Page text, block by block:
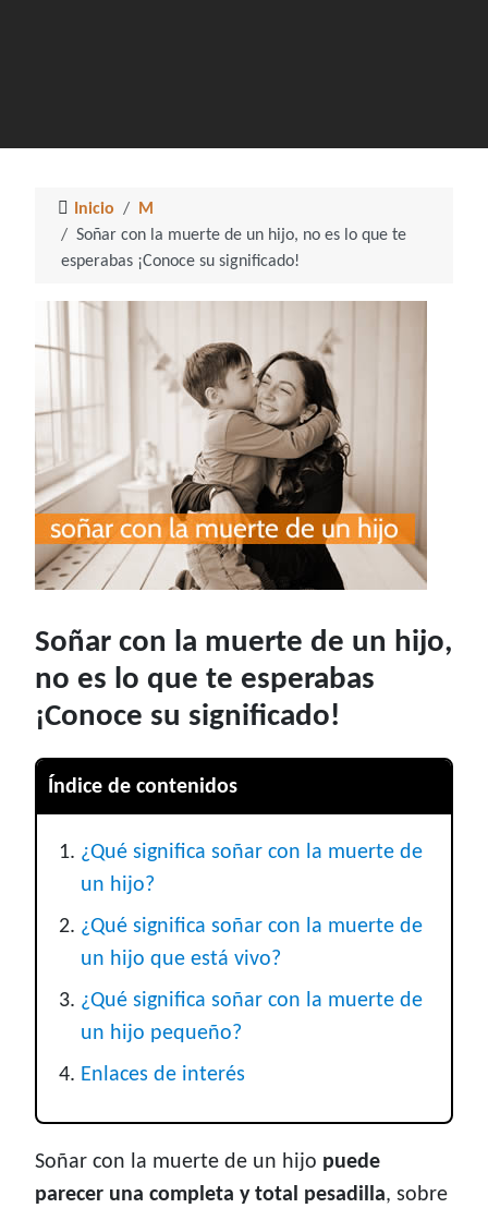
Inicio
M
Soñar con la muerte de un hijo, no es lo que te
esperabas ¡Conoce su significado!
Soñar con la muerte de un hijo,
no es lo que te esperabas
¡Conoce su significado!
Índice de contenidos
¿Qué significa soñar con la muerte de
un hijo?
¿Qué significa soñar con la muerte de
un hijo que está vivo?
¿Qué significa soñar con la muerte de
un hijo pequeño?
Enlaces de interés
Soñar con la muerte de un hijo puede
parecer una completa y total pesadilla, sobre